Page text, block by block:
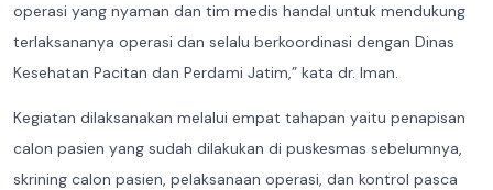
operasi yang nyaman dan tim medis handal untuk mendukung
terlaksananya operasi dan selalu berkoordinasi dengan Dinas
Kesehatan Pacitan dan Perdami Jatim,” kata dr. Iman.
Kegiatan dilaksanakan melalui empat tahapan yaitu penapisan
calon pasien yang sudah dilakukan di puskesmas sebelumnya,
skrining calon pasien, pelaksanaan operasi, dan kontrol pasca